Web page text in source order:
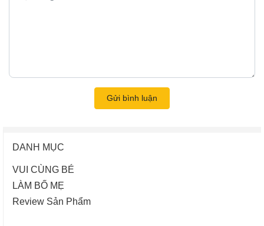
Gửi bình luận
DANH MỤC
VUI CÙNG BÉ
LÀM BỐ MẸ
Review Sản Phẩm